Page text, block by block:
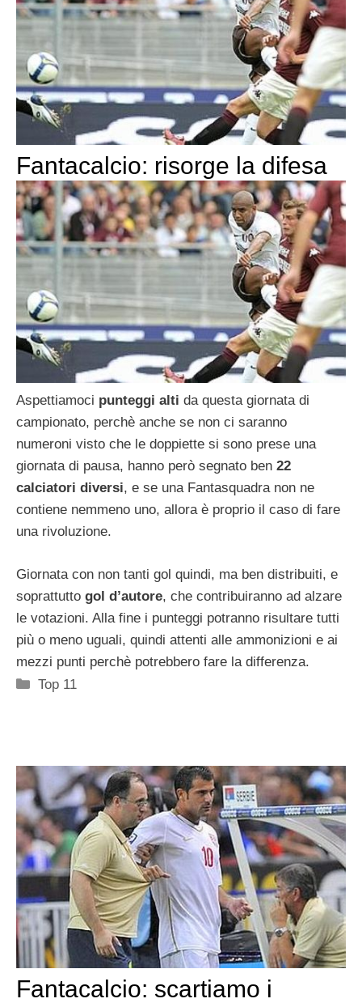
Fantacalcio: risorge la difesa
Aspettiamoci punteggi alti da questa giornata di
campionato, perchè anche se non ci saranno
numeroni visto che le doppiette si sono prese una
giornata di pausa, hanno però segnato ben 22
calciatori diversi, e se una Fantasquadra non ne
contiene nemmeno uno, allora è proprio il caso di fare
una rivoluzione.
Giornata con non tanti gol quindi, ma ben distribuiti, e
soprattutto gol d’autore, che contribuiranno ad alzare
le votazioni. Alla fine i punteggi potranno risultare tutti
più o meno uguali, quindi attenti alle ammonizioni e ai
mezzi punti perchè potrebbero fare la differenza.
Categorie
Top 11
Fantacalcio: scartiamo i